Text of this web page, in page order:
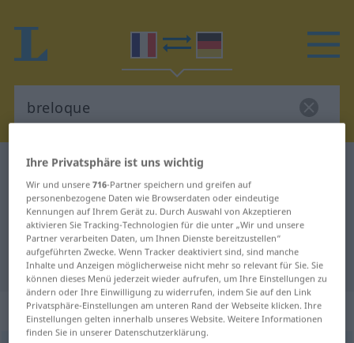
Französisch-Deutsch Wörterbuch
Französisch-Deutsch Übersetzung
für "breloque"
"breloque" Deutsch Übersetzung
„breloque“: féminin
Ihre Privatsphäre ist uns wichtig
Wir und unsere716-Partner speichern und greifen auf
personenbezogene Daten wie Browserdaten oder eindeutige
Kennungen auf Ihrem Gerät zu. Durch Auswahl von Akzeptieren
aktivieren Sie Tracking-Technologien für die unter „Wir und unsere
Partner verarbeiten Daten, um Ihnen Dienste bereitzustellen“
aufgeführten Zwecke. Wenn Tracker deaktiviert sind, sind manche
Inhalte und Anzeigen möglicherweise nicht mehr so relevant für Sie. Sie
können dieses Menü jederzeit wieder aufrufen, um Ihre Einstellungen zu
ändern oder Ihre Einwilligung zu widerrufen, indem Sie auf den Link
Privatsphäre-Einstellungen am unteren Rand der Webseite klicken. Ihre
Einstellungen gelten innerhalb unseres Website. Weitere Informationen
finden Sie in unserer Datenschutzerklärung.